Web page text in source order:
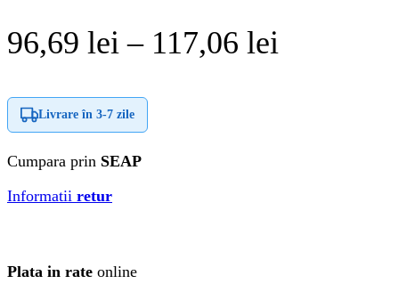
96,69 lei – 117,06 lei
Livrare în 3-7 zile
Cumpara prin SEAP
Informatii retur
Plata in rate online